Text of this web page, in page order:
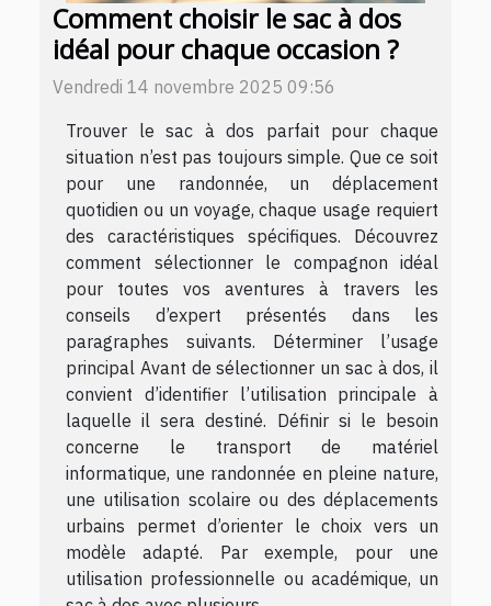
Comment choisir le sac à dos
idéal pour chaque occasion ?
Vendredi 14 novembre 2025 09:56
Trouver le sac à dos parfait pour chaque
situation n’est pas toujours simple. Que ce soit
pour une randonnée, un déplacement
quotidien ou un voyage, chaque usage requiert
des caractéristiques spécifiques. Découvrez
comment sélectionner le compagnon idéal
pour toutes vos aventures à travers les
conseils d’expert présentés dans les
paragraphes suivants. Déterminer l’usage
principal Avant de sélectionner un sac à dos, il
convient d’identifier l’utilisation principale à
laquelle il sera destiné. Définir si le besoin
concerne le transport de matériel
informatique, une randonnée en pleine nature,
une utilisation scolaire ou des déplacements
urbains permet d’orienter le choix vers un
modèle adapté. Par exemple, pour une
utilisation professionnelle ou académique, un